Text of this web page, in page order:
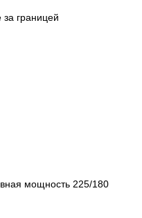
границей
мощность 225/180